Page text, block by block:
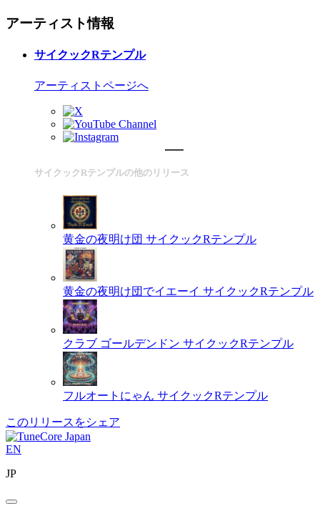
アーティスト情報
サイクックRテンプル
アーティストページへ
サイクックRテンプルの他のリリース
黄金の夜明け団 サイクックRテンプル
黄金の夜明け団でイエーイ サイクックRテンプル
クラブ ゴールデンドン サイクックRテンプル
フルオートにゃん サイクックRテンプル
このリリースをシェア
EN
JP